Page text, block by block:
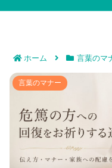
ホーム 言葉のマ
危篤の方への回復を
方・マナー・
言葉のマナー